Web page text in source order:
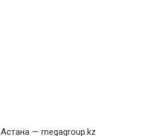
Астана — megagroup.kz